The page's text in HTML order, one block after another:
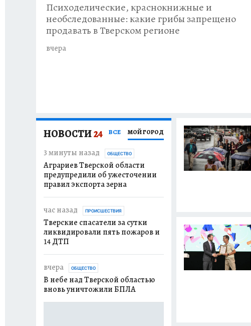
Психоделические, краснокнижные и
необследованные: какие грибы запрещено
продавать в Тверском регионе
вчера
НОВОСТИ24 ВСЕ МОЙ ГОРОД
3 минуты назад ОБЩЕСТВО
Аграриев Тверской области
предупредили об ужесточении
правил экспорта зерна
час назад ПРОИСШЕСТВИЯ
Тверские спасатели за сутки
ликвидировали пять пожаров и
14 ДТП
вчера ОБЩЕСТВО
В небе над Тверской областью
вновь уничтожили БПЛА
ОБЩЕСТВО
В Твери проведут
дополнительный день
выездных приемных
Виталий Королев
поддержке спорта в
области
Тверские ученые
повысить